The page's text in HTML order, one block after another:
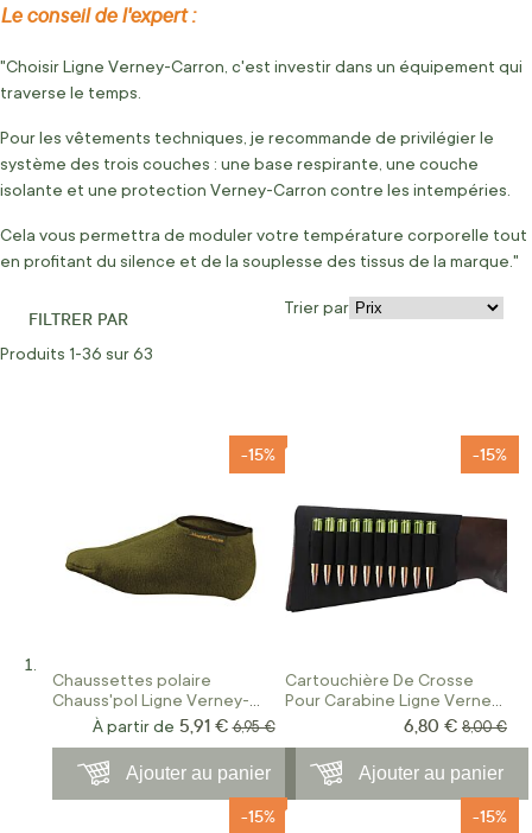
Le conseil de l'expert :
"Choisir Ligne Verney-Carron, c'est investir dans un équipement qui
traverse le temps.
Pour les vêtements techniques, je recommande de privilégier le
système des trois couches : une base respirante, une couche
isolante et une protection Verney-Carron contre les intempéries.
Cela vous permettra de moduler votre température corporelle tout
en profitant du silence et de la souplesse des tissus de la marque."
FILTRER PAR
Produits 1-36 sur63
Trier par
Chaussettes polaire
Chauss'pol Ligne Verney-
Carron
-15%
À partir de 5,91 € Prix normal
6,95 €
Ajouter au panier
Cartouchière De Crosse
Pour Carabine Ligne Verney
-15%
Prix Spécial
6,80 € Prix
8,00 €
Ajouter au panier
-15% -15%